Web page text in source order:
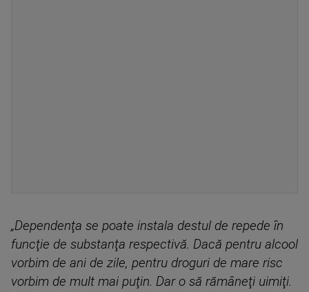
„Dependenţa se poate instala destul de repede în
funcţie de substanţa respectivă. Dacă pentru alcool
vorbim de ani de zile, pentru droguri de mare risc
vorbim de mult mai puţin. Dar o să rămâneţi uimiţi.